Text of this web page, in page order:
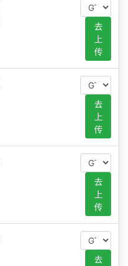
去
上
传
去
上
传
去
上
传
去